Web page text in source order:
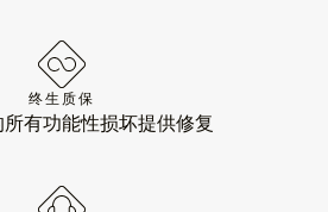
终生质保
有功能性损坏提供修复